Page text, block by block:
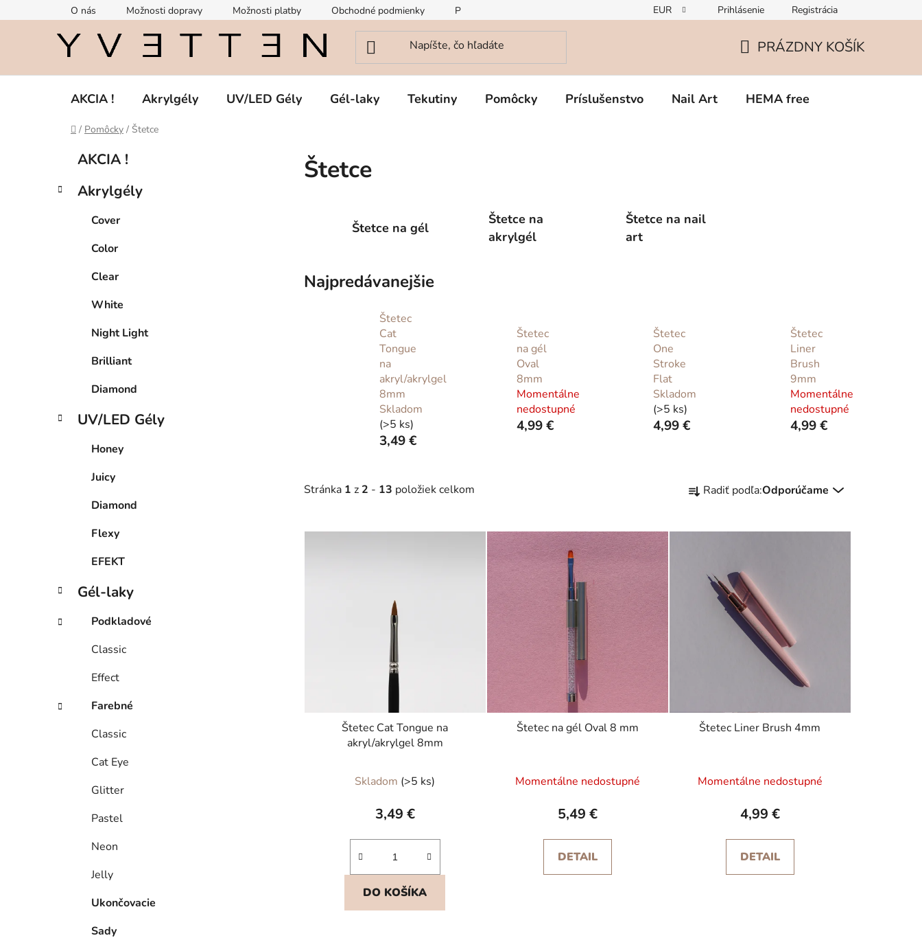
na
O nás Možnosti dopravy Možnosti platby Obchodné podmienky Podmienky ochrany osobných údajov Zmena v zložení gélov – čo potrebujete vedieť o TPO
EUR Prihlásenie Registrácia
KOŠÍK
PRÁZDNY KOŠÍK
AKCIA ! Akrylgély UV/LED Gély Gél-laky Tekutiny Pomôcky Príslušenstvo Nail Art HEMA free
Domov
/ Pomôcky / Štetce
č
Preskočiť
kategórie
e
AKCIA !
Akrylgély
Cover
Color
Clear
White
Night Light
Brilliant
Diamond
UV/LED Gély
Honey
Juicy
Diamond
Flexy
EFEKT
Gél-laky
Podkladové
Classic
Effect
Farebné
Classic
Cat Eye
Glitter
Pastel
Neon
Jelly
Ukončovacie
Sady
Štetce
Štetce na gél
Štetce na
akrylgél
Štetce na nail
art
Najpredávanejšie
Štetec
Cat
Tongue
na
akryl/akrylgel
8mm
Skladom
(>5 ks)
3,49 €
Štetec
na gél
Oval
8mm
Momentálne
nedostupné
4,99 €
Štetec
One
Stroke
Flat
Skladom
(>5 ks)
4,99 €
Štetec
Liner
Brush
9mm
Momentálne
nedostupné
4,99 €
Stránka 1 z 2 - 13 položiek celkom
a
e
t
Radiť podľa:Odporúčame
V
Štetec Cat Tongue na
akryl/akrylgel 8mm
Skladom (>5 ks)
3,49 €
DO KOŠÍKA
Štetec na gél Oval 8 mm
Momentálne nedostupné
5,49 €
DETAIL
Štetec Liner Brush 4mm
Momentálne nedostupné
4,99 €
DETAIL